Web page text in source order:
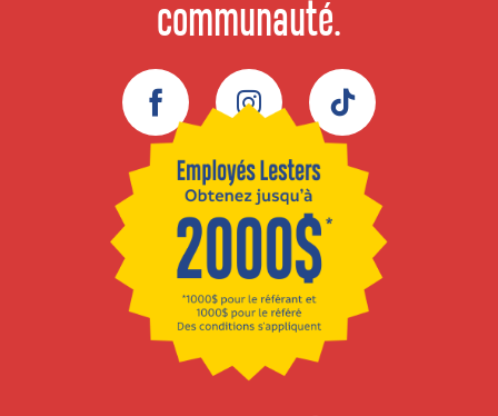
communauté.
Facebook Instagram TikTok